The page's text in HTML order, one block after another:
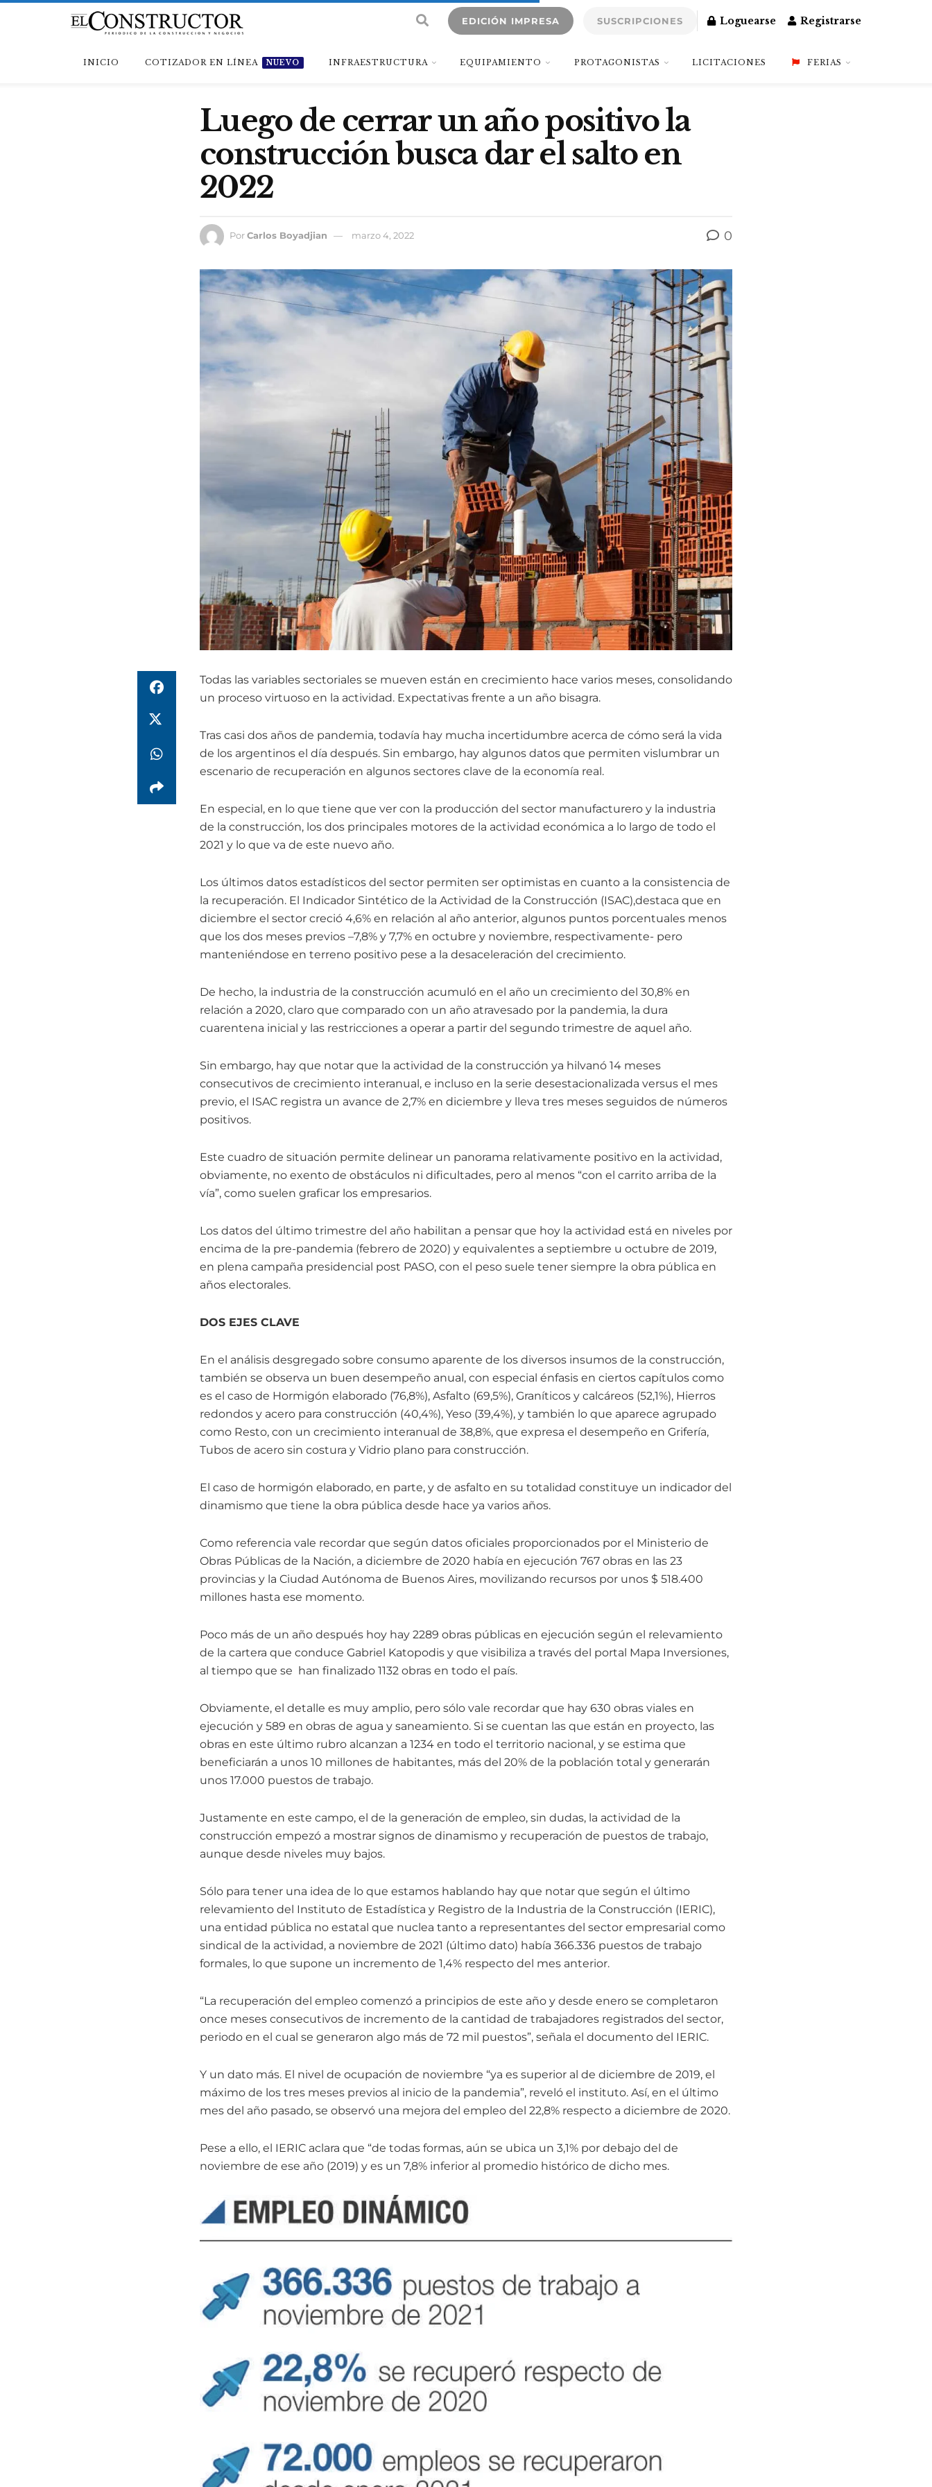
EDICIÓN IMPRESA SUSCRIPCIONES Loguearse Registrarse
INICIO COTIZADOR EN LÍNEA NUEVO INFRAESTRUCTURA EQUIPAMIENTO PROTAGONISTAS LICITACIONES FERIAS
Luego de cerrar un año positivo la
construcción busca dar el salto en
2022
PorCarlos Boyadjian marzo 4, 2022 0
Todas las variables sectoriales se mueven están en crecimiento hace varios meses, consolidando
un proceso virtuoso en la actividad. Expectativas frente a un año bisagra.
Tras casi dos años de pandemia, todavía hay mucha incertidumbre acerca de cómo será la vida
de los argentinos el día después. Sin embargo, hay algunos datos que permiten vislumbrar un
escenario de recuperación en algunos sectores clave de la economía real.
En especial, en lo que tiene que ver con la producción del sector manufacturero y la industria
de la construcción, los dos principales motores de la actividad económica a lo largo de todo el
2021 y lo que va de este nuevo año.
Los últimos datos estadísticos del sector permiten ser optimistas en cuanto a la consistencia de
la recuperación. El Indicador Sintético de la Actividad de la Construcción (ISAC),destaca que en
diciembre el sector creció 4,6% en relación al año anterior, algunos puntos porcentuales menos
que los dos meses previos –7,8% y 7,7% en octubre y noviembre, respectivamente- pero
manteniéndose en terreno positivo pese a la desaceleración del crecimiento.
De hecho, la industria de la construcción acumuló en el año un crecimiento del 30,8% en
relación a 2020, claro que comparado con un año atravesado por la pandemia, la dura
cuarentena inicial y las restricciones a operar a partir del segundo trimestre de aquel año.
Sin embargo, hay que notar que la actividad de la construcción ya hilvanó 14 meses
consecutivos de crecimiento interanual, e incluso en la serie desestacionalizada versus el mes
previo, el ISAC registra un avance de 2,7% en diciembre y lleva tres meses seguidos de números
positivos.
Este cuadro de situación permite delinear un panorama relativamente positivo en la actividad,
obviamente, no exento de obstáculos ni dificultades, pero al menos “con el carrito arriba de la
vía”, como suelen graficar los empresarios.
Los datos del último trimestre del año habilitan a pensar que hoy la actividad está en niveles por
encima de la pre-pandemia (febrero de 2020) y equivalentes a septiembre u octubre de 2019,
en plena campaña presidencial post PASO, con el peso suele tener siempre la obra pública en
años electorales.
DOS EJES CLAVE
En el análisis desgregado sobre consumo aparente de los diversos insumos de la construcción,
también se observa un buen desempeño anual, con especial énfasis en ciertos capítulos como
es el caso de Hormigón elaborado (76,8%), Asfalto (69,5%), Graníticos y calcáreos (52,1%), Hierros
redondos y acero para construcción (40,4%), Yeso (39,4%), y también lo que aparece agrupado
como Resto, con un crecimiento interanual de 38,8%, que expresa el desempeño en Grifería,
Tubos de acero sin costura y Vidrio plano para construcción.
El caso de hormigón elaborado, en parte, y de asfalto en su totalidad constituye un indicador del
dinamismo que tiene la obra pública desde hace ya varios años.
Como referencia vale recordar que según datos oficiales proporcionados por el Ministerio de
Obras Públicas de la Nación, a diciembre de 2020 había en ejecución 767 obras en las 23
provincias y la Ciudad Autónoma de Buenos Aires, movilizando recursos por unos $ 518.400
millones hasta ese momento.
Poco más de un año después hoy hay 2289 obras públicas en ejecución según el relevamiento
de la cartera que conduce Gabriel Katopodis y que visibiliza a través del portal Mapa Inversiones,
al tiempo que se han finalizado 1132 obras en todo el país.
Obviamente, el detalle es muy amplio, pero sólo vale recordar que hay 630 obras viales en
ejecución y 589 en obras de agua y saneamiento. Si se cuentan las que están en proyecto, las
obras en este último rubro alcanzan a 1234 en todo el territorio nacional, y se estima que
beneficiarán a unos 10 millones de habitantes, más del 20% de la población total y generarán
unos 17.000 puestos de trabajo.
Justamente en este campo, el de la generación de empleo, sin dudas, la actividad de la
construcción empezó a mostrar signos de dinamismo y recuperación de puestos de trabajo,
aunque desde niveles muy bajos.
Sólo para tener una idea de lo que estamos hablando hay que notar que según el último
relevamiento del Instituto de Estadística y Registro de la Industria de la Construcción (IERIC),
una entidad pública no estatal que nuclea tanto a representantes del sector empresarial como
sindical de la actividad, a noviembre de 2021 (último dato) había 366.336 puestos de trabajo
formales, lo que supone un incremento de 1,4% respecto del mes anterior.
“La recuperación del empleo comenzó a principios de este año y desde enero se completaron
once meses consecutivos de incremento de la cantidad de trabajadores registrados del sector,
periodo en el cual se generaron algo más de 72 mil puestos”, señala el documento del IERIC.
Y un dato más. El nivel de ocupación de noviembre “ya es superior al de diciembre de 2019, el
máximo de los tres meses previos al inicio de la pandemia”, reveló el instituto. Así, en el último
mes del año pasado, se observó una mejora del empleo del 22,8% respecto a diciembre de 2020.
Pese a ello, el IERIC aclara que “de todas formas, aún se ubica un 3,1% por debajo del de
noviembre de ese año (2019) y es un 7,8% inferior al promedio histórico de dicho mes.